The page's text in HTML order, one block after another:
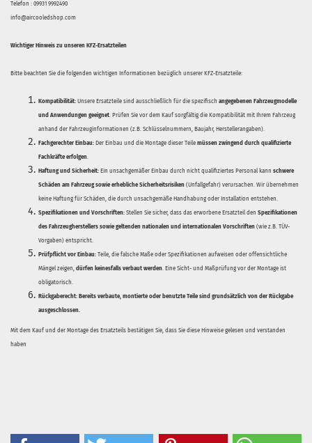
Telefon : 09931 9992490
info@aircooledshop.com
Wichtiger Hinweis zu unseren KFZ-Ersatzteilen
Bitte beachten Sie die folgenden wichtigen Informationen bezüglich unserer KFZ-Ersatzteile:
Kompatibilität: Unsere Ersatzteile sind ausschließlich für die spezifisch angegebenen Fahrzeugmodelle
und Anwendungen geeignet. Prüfen Sie vor dem Kauf sorgfältig die Kompatibilität mit Ihrem Fahrzeug
anhand der Fahrzeuginformationen (z.B. Schlüsselnummern, Baujahr, Herstellerangaben).
Fachgerechter Einbau: Der Einbau und die Montage dieser Teile müssen zwingend durch qualifizierte
Fachkräfte erfolgen.
Haftung und Sicherheit: Ein unsachgemäßer Einbau durch nicht qualifiziertes Personal kann schwere
Schäden am Fahrzeug sowie erhebliche Sicherheitsrisiken (Unfallgefahr) verursachen. Wir übernehmen
keine Haftung für Schäden, die durch unsachgemäße Handhabung oder Installation entstehen.
Spezifikationen und Vorschriften: Stellen Sie sicher, dass das erworbene Ersatzteil den Spezifikationen
des Fahrzeugherstellers sowie geltenden nationalen und internationalen Vorschriften (wie z.B. TÜV-
Vorgaben) entspricht.
Prüfpflicht vor Einbau: Teile, die falsche Maße oder Spezifikationen aufweisen oder offensichtliche
Mängel zeigen, dürfen keinesfalls verbaut werden. Eine Sicht- und Maßprüfung vor der Montage ist
obligatorisch.
Rückgaberecht: Bereits verbaute, montierte oder benutzte Teile sind grundsätzlich von der Rückgabe
ausgeschlossen.
Mit dem Kauf und der Montage des Ersatzteils bestätigen Sie, dass Sie diese Hinweise gelesen und verstanden
haben